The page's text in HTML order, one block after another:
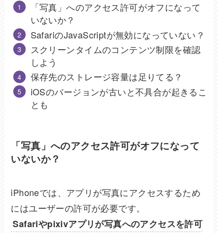
「写真」へのアクセス許可がオフになって
いないか？
SafariのJavaScriptが無効になっていない？
スクリーンタイムのコンテンツ制限を確認
しよう
保存先のストレージ容量は足りてる？
iOSのバージョンが古いと不具合が起きるこ
とも
「写真」へのアクセス許可がオフになって
いないか？
iPhoneでは、アプリが写真にアクセスするため
にはユーザーの許可が必要です。
Safariやpixivアプリが写真へのアクセスを許可